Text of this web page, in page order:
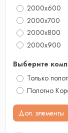
2000x600
2000x700
2000х800
2000x900
Выберите
Только
Полотно
Доп. элементы